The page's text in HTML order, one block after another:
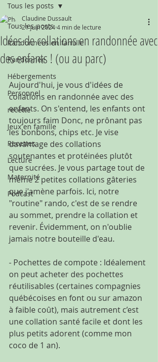
Tous les posts
Randonnées en famille
Randonnée
Hébergements
Personnel
recette
Jeux en famille
Recettes
Lecture
Maternité
Podcast
Tous les posts
Idées de collations en randonnée avec
des enfants ! (ou au parc)
Claudine Dussault
21 juin 20244 min de lecture
Aujourd'hui, je vous d'idées de
collations en randonnée avec des
enfants. On s'entend, les enfants ont
toujours faim Donc, ne prônant pas
les bonbons, chips etc. Je vise
davantage des collations
soutenantes et protéinées plutôt
que sucrées. Je vous partage tout de
même 2 petites collations gâteries
que j'amène parfois. Ici, notre
"routine" rando, c'est de se rendre
au sommet, prendre la collation et
revenir. Évidemment, on n'oublie
jamais notre bouteille d'eau.
- Pochettes de compote : Idéalement
on peut acheter des pochettes
réutilisables (certaines compagnies
québécoises en font ou sur amazon
à faible coût), mais autrement c’est
une collation santé facile et dont les
plus petits adorent (comme mon
coco de 1 an).